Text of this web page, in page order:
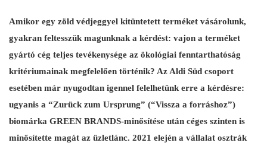
Amikor egy zöld védjeggyel kitüntetett terméket vásárolunk,
gyakran feltesszük magunknak a kérdést: vajon a terméket
gyártó cég teljes tevékenysége az ökológiai fenntarthatóság
kritériumainak megfelelően történik? Az Aldi Süd csoport
esetében már nyugodtan igennel felelhetünk erre a kérdésre:
ugyanis a “Zurück zum Ursprung” (“Vissza a forráshoz”)
biomárka GREEN BRANDS-minősítése után céges szinten is
minősítette magát az üzletlánc. 2021 elején a vállalat osztrák